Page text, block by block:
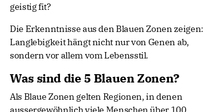
geistig fit?
Die Erkenntnisse aus den Blauen Zonen zeigen:
Langlebigkeit hängt nicht nur von Genen ab,
sondern vor allem vom Lebensstil.
Was sind die 5 Blauen Zonen?
Als Blaue Zonen gelten Regionen, in denen